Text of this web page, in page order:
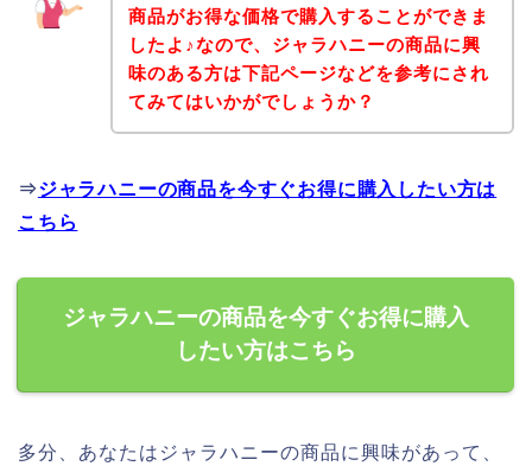
商品がお得な価格で購入することができま
したよ♪なので、ジャラハニーの商品に興
味のある方は下記ページなどを参考にされ
てみてはいかがでしょうか？
⇒ジャラハニーの商品を今すぐお得に購入したい方は
こちら
ジャラハニーの商品を今すぐお得に購入
したい方はこちら
多分、あなたはジャラハニーの商品に興味があって、